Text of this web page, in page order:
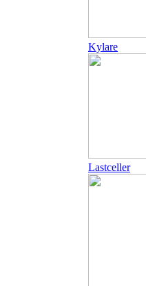
Kylare
Lastceller